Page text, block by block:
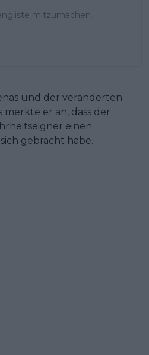
mitzumachen.
und der veränderten
er an, dass der
einen
gebracht habe.